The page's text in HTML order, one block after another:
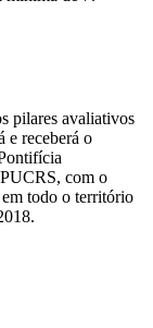
pilares avaliativos
e receberá o
com o
todo o território